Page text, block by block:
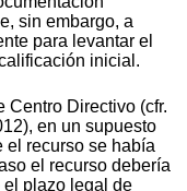
sin embargo, a
para levantar el
inicial.
Centro Directivo (cfr.
en un supuesto
el recurso se había
el recurso debería
el plazo legal de